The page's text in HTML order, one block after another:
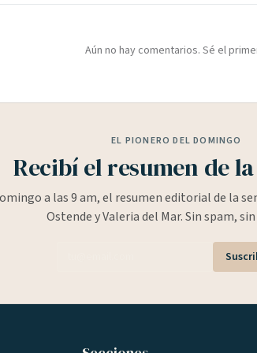
Aún no hay comentarios. Sé el
EL PIONERO DEL DOMINGO
Recibí el resumen de
a las 9 am, el resumen editorial de la
Ostende y Valeria del Mar. Sin spam,